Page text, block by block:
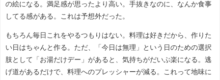
の絵になる。満足感が思ったより高い。手抜きなのに、なんか食事
してる感がある。これは予想外だった。
もちろん毎日これをやるつもりはない。料理は好きだから、作りた
い日はちゃんと作る。ただ、「今日は無理」という日のための選択
肢として「お湯だけデー」があると、気持ちがだいぶ楽になる。逃
げ道があるだけで、料理へのプレッシャーが減る。これって地味に